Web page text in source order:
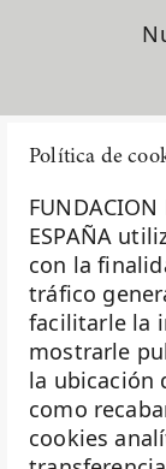
Política de
FUNDACION
ESPAÑA
con la
tráfico
facilitarle la
mostrarle
la ubicación
como
cookies
La
miembro de